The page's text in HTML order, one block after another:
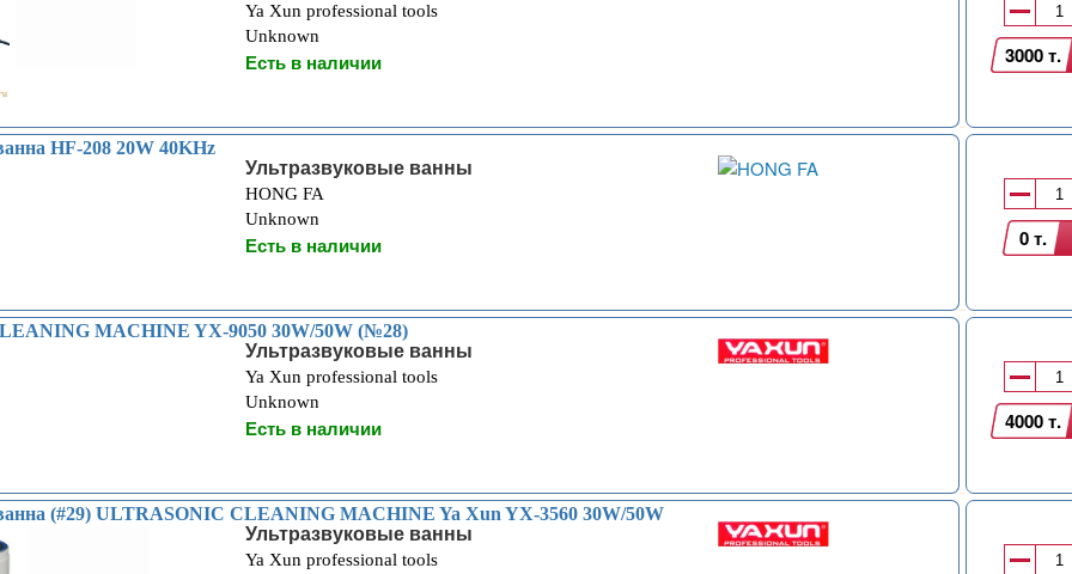
Ya Xun professional tools
Unknown
Есть в наличии 3000 т.
HF-208 20W 40KHz
Ультразвуковые ванны
HONG FA
Unknown
Есть в наличии 0 т.
MACHINE YX-9050 30W/50W (№28)
Ультразвуковые ванны
Ya Xun professional tools
Unknown
Есть в наличии 4000 т.
(#29) ULTRASONIC CLEANING MACHINE Ya Xun YX-3560 30W/50W
Ультразвуковые ванны
Ya Xun professional tools